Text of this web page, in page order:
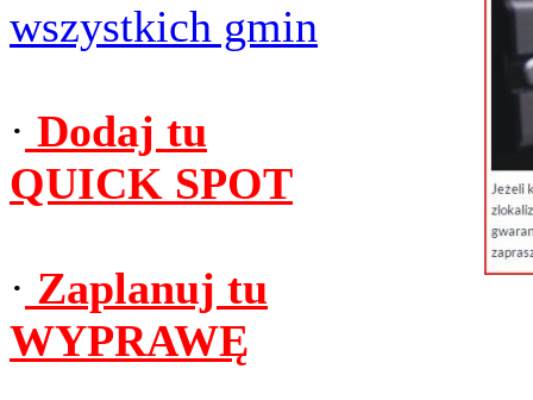
wszystkich gmin
· Dodaj tu
QUICK SPOT
· Zaplanuj tu
WYPRAWĘ